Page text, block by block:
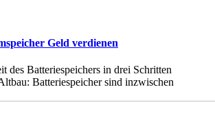
Geld verdienen
des Batteriespeichers in drei Schritten
Batteriespeicher sind inzwischen